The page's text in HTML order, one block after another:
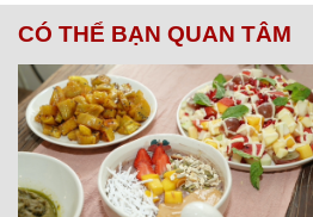
CÓ THỂ BẠN QUAN TÂM